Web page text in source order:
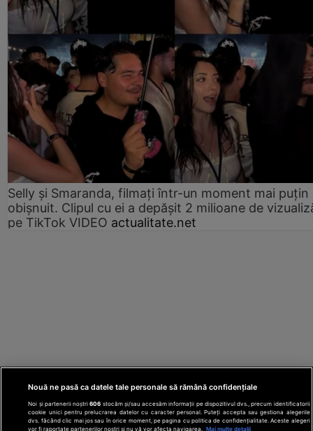
Selly și Smaranda, filmați într-un moment mai puțin
obișnuit. Clipul cu ei a depășit 2 milioane de
pe TikTok VIDEO actualitate.net
Nouă ne pasă ca datele tale personale să rămână confidențiale
Noi și partenerii noștri606 stocăm și/sau accesăm informații pe dispozitivul dvs., precum identificatorii
cookie unici pentru prelucrarea datelor cu caracter personal. Puteți accepta sau gestiona alegerile
dvs. făcând clic mai jos sau în orice moment, pe pagina cu politica de confidențialitate. Aceste alegeri
vor fi raportate partenerilor noștri și nu vă vor afecta navigarea.
Mai multe detalii